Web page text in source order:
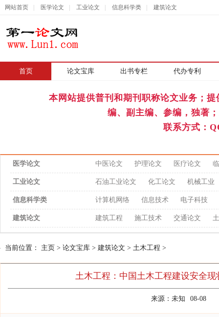
网站首页 医学论文 工业论文 信息科学类 建筑论文
首页 论文宝库 出书专栏 代办专利
本网站提供普刊和期刊职称论文业务；
编、副主编、参编，独著
联系方式：
医学论文 中医论文 护理论文 医疗论文
工业论文 石油工业论文 化工论文 机械工业
信息科学类 计算机网络 信息技术 电子科技
建筑论文 建筑工程 施工技术 交通论文
当前位置： 主页 > 论文宝库 > 建筑论文 > 土木工程 >
土木工程：中国土木工程建设安全
来源：未知 08-08